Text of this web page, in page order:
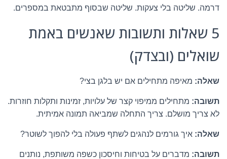
דרמה. שליטה בלי צעקות. שליטה שבסוף מתבטאת במספרים.
5 שאלות ותשובות שאנשים באמת
שואלים (ובצדק)
שאלה: מאיפה מתחילים אם יש בלגן בצי?
תשובה: מתחילים ממיפוי קצר של עלויות, זמינות ותקלות חוזרות.
לא צריך מושלם. צריך התחלה שמביאה תמונה אמיתית.
שאלה: איך גורמים לנהגים לשתף פעולה בלי להפוך לשוטר?
תשובה: מדברים על בטיחות וחיסכון כשפה משותפת, נותנים